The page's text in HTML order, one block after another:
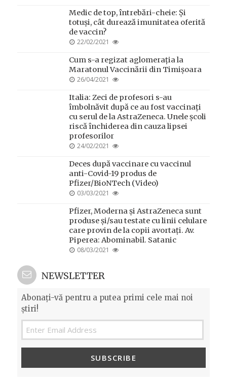
Medic de top, întrebări-cheie: Și
totuși, cât durează imunitatea oferită
de vaccin?
POSTED
22/02/2021
Cum s-a regizat aglomerația la
Maratonul Vaccinării din Timișoara
POSTED
26/04/2021
Italia: Zeci de profesori s-au
îmbolnăvit după ce au fost vaccinați
cu serul de la AstraZeneca. Unele școli
riscă închiderea din cauza lipsei
profesorilor
POSTED
24/02/2021
Deces după vaccinare cu vaccinul
anti-Covid-19 produs de
Pfizer/BioNTech (Video)
POSTED
03/03/2021
Pfizer, Moderna și AstraZeneca sunt
produse și/sau testate cu linii celulare
care provin de la copii avortați. Av.
Piperea: Abominabil. Satanic
POSTED
08/03/2021
NEWSLETTER
Abonați-vă pentru a putea primi cele mai noi
știri!
SUBSCRIBE